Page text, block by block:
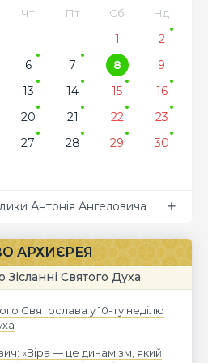
Чт Пт Сб Нд
1
2
6 7 8
9
13 14 15
16
20 21 22
23
27 28 29
30
Антонія Ангеловича
АРХИЄРЕЯ
Зісланні Святого Духа
Святослава у 10-ту неділю
«Віра — це динамізм, який